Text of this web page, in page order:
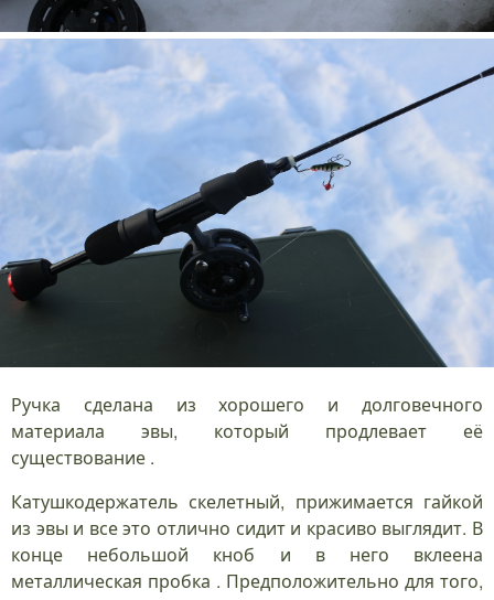
Ручка сделана из хорошего и долговечного
материала эвы, который продлевает её
существование .
Катушкодержатель скелетный, прижимается гайкой
из эвы и все это отлично сидит и красиво выглядит. В
конце небольшой кноб и в него вклеена
металлическая пробка . Предположительно для того,